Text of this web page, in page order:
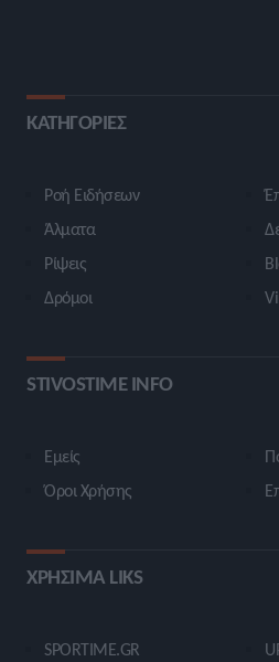
ΚΑΤΗΓΟΡΙΕΣ
Ροή Ειδήσεων
Άλματα
Ρίψεις
Δρόμοι
STIVOSTIME INFO
Εμείς
Όροι Χρήσης
ΧΡΗΣΙΜΑ LIKS
SPORTIME.GR